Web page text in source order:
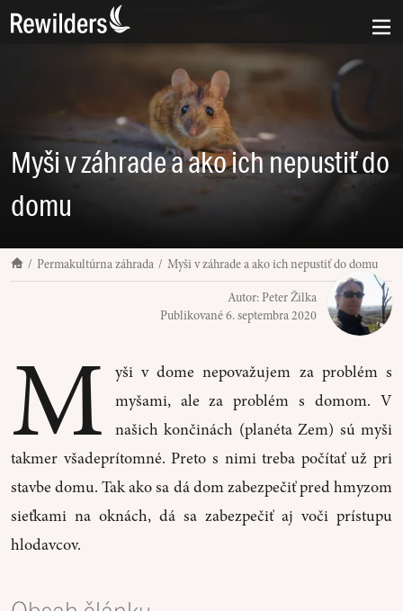
Myši v záhrade a ako ich nepustiť do
domu
Permakultúrna záhrada
Myši v záhrade a ako ich nepustiť do domu
Autor:Peter Žilka
Publikované6. septembra 2020
M
yši v dome nepovažujem za problém s
myšami, ale za problém s domom. V
našich končinách (planéta Zem) sú myši
takmer všadeprítomné. Preto s nimi treba počítať už pri
stavbe domu. Tak ako sa dá dom zabezpečiť pred hmyzom
sieťkami na oknách, dá sa zabezpečiť aj voči prístupu
hlodavcov.